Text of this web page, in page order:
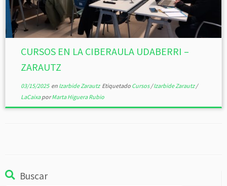
CURSOS EN LA CIBERAULA UDABERRI –
ZARAUTZ
03/15/2025en Izarbide Zarautz Etiquetado Cursos/Izarbide Zarautz/
LaCaixaporMarta Higuera Rubio
Buscar